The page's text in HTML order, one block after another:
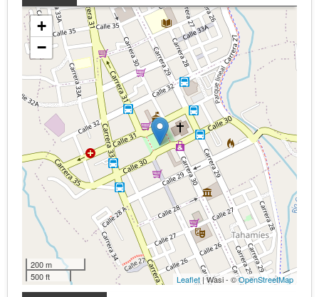
+
−
200 m
500 ft
Leaflet | Wasi - ©OpenStreetMap